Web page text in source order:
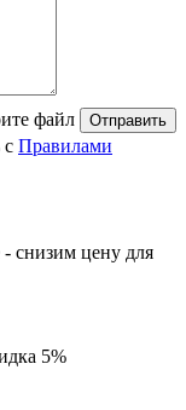
файл Отправить
с Правилами
снизим цену для
5%